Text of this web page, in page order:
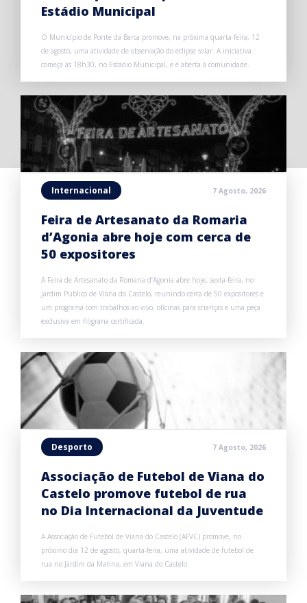
Estádio Municipal
O Município de Ponte da Barca promove, na próxima quarta-feira, 12
de agosto, uma atividade de observação do eclipse solar. A iniciativa
começa às 18h30, no Estádio Municipal, e é aberta à comunidade.
Internacional 7 Agosto, 2026
Feira de Artesanato da Romaria
d’Agonia abre hoje com cerca de
50 expositores
A Feira de Artesanato da Romaria d’Agonia abre hoje, sexta-feira, no
Jardim Público de Viana do Castelo, reunindo cerca de 50 expositores e
um programa com trabalhos ao vivo, oficinas para crianças e uma peça
exclusiva em filigrana certificada.
Desporto 7 Agosto, 2026
Associação de Futebol de Viana do
Castelo promove futebol de rua
no Dia Internacional da Juventude
A Associação de Futebol de Viana do Castelo (AFVC) promove, no
próximo dia 12 de agosto, quarta-feira, uma atividade de futebol de
rua no Jardim da Marina, em Viana do Castelo.